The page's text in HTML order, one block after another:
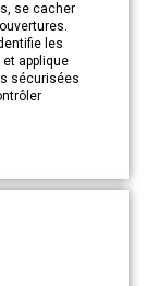
se cacher
les
et applique
sécurisées